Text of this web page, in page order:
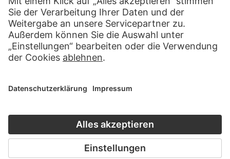
DIGITALE SAMMLUNG
Startseite
Werke
Künstler
Alben
SOCIAL MEDIA